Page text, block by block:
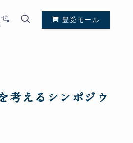
豊受モール
えるシンポジウ